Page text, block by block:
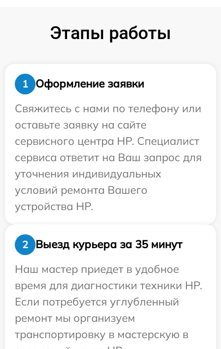
Этапы работы
1
Оформление заявки
Свяжитесь с нами по телефону или
оставьте заявку на сайте
сервисного центра HP. Специалист
сервиса ответит на Ваш запрос для
уточнения индивидуальных
условий ремонта Вашего
устройства HP.
2
Выезд курьера за 35 минут
Наш мастер приедет в удобное
время для диагностики техники HP.
Если потребуется углубленный
ремонт мы организуем
транспортировку в мастерскую в